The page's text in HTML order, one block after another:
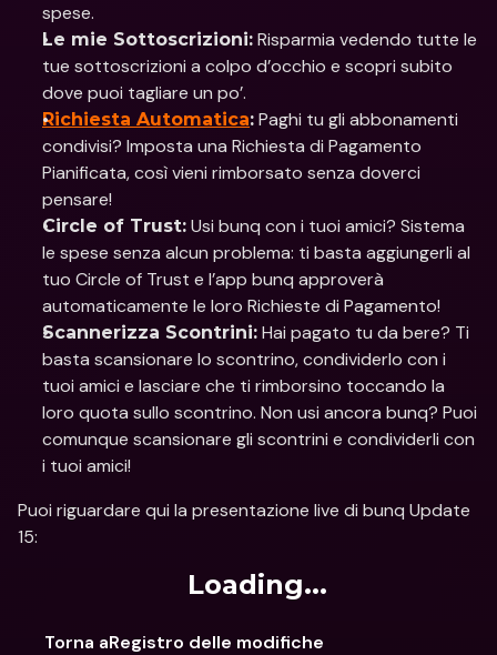
spese.
Le mie Sottoscrizioni: Risparmia vedendo tutte le
tue sottoscrizioni a colpo d’occhio e scopri subito
dove puoi tagliare un po’.
Richiesta Automatica: Paghi tu gli abbonamenti
condivisi? Imposta una Richiesta di Pagamento
Pianificata, così vieni rimborsato senza doverci
pensare!
Circle of Trust: Usi bunq con i tuoi amici? Sistema
le spese senza alcun problema: ti basta aggiungerli al
tuo Circle of Trust e l’app bunq approverà
automaticamente le loro Richieste di Pagamento!
Scannerizza Scontrini: Hai pagato tu da bere? Ti
basta scansionare lo scontrino, condividerlo con i
tuoi amici e lasciare che ti rimborsino toccando la
loro quota sullo scontrino. Non usi ancora bunq? Puoi
comunque scansionare gli scontrini e condividerli con
i tuoi amici!
Puoi riguardare qui la presentazione live di bunq Update
15:
Loading...
Torna aRegistro delle modifiche